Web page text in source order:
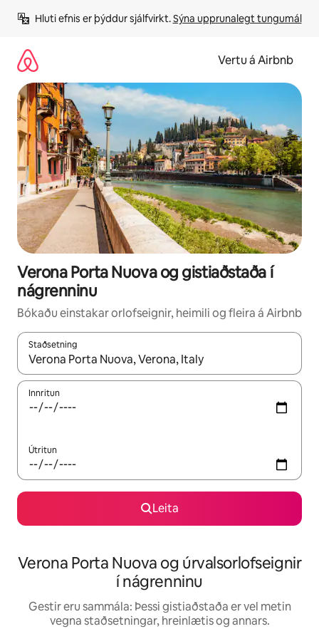
beint
Hluti efnis er þýddur sjálfvirkt. Sýna upprunalegt tungumál
Vertu á Airbnb
Verona Porta Nuova og gistiaðstaða í
nágrenninu
Bókaðu einstakar orlofseignir, heimili og fleira á Airbnb
Staðsetning
Þegar niðurstöður liggja fyrir skaltu nota upp og niður
Innritun
Útritun
Leita
Verona Porta Nuova og úrvalsorlofseignir
í nágrenninu
Gestir eru sammála: Þessi gistiaðstaða er vel metin
vegna staðsetningar, hreinlætis og annars.